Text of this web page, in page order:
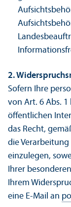
2.
Sofern Ihre
von Art. 6 Abs.
öffentlichen
das Recht,
die
einzulegen,
Ihrer
Ihrem
eine E-Mail an